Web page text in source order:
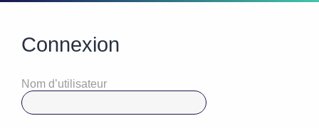
Connexion
Nom d’utilisateur